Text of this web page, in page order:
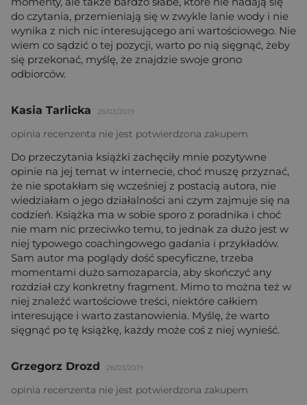
do czytania, przemieniają się w zwykle lanie wody i nie
wynika z nich nic interesującego ani wartościowego. Nie
wiem co sądzić o tej pozycji, warto po nią sięgnąć, żeby
się przekonać, myślę, że znajdzie swoje grono
odbiorców.
Kasia Tarlicka 26/03/2019
opinia recenzenta nie jest potwierdzona zakupem
Do przeczytania książki zachęciły mnie pozytywne
opinie na jej temat w internecie, choć muszę przyznać,
że nie spotakłam się wcześniej z postacią autora, nie
wiedziałam o jego działalności ani czym zajmuje się na
codzień. Książka ma w sobie sporo z poradnika i choć
nie mam nic przeciwko temu, to jednak za dużo jest w
niej typowego coachingowego gadania i przykładów.
Sam autor ma poglądy dość specyficzne, trzeba
momentami dużo samozaparcia, aby skończyć any
rozdział czy konkretny fragment. Mimo to można też w
niej znaleźć wartościowe treści, niektóre całkiem
interesujące i warto zastanowienia. Myślę, że warto
sięgnąć po tę książkę, każdy może coś z niej wynieść.
Grzegorz Drozd 26/03/2019
opinia recenzenta nie jest potwierdzona zakupem